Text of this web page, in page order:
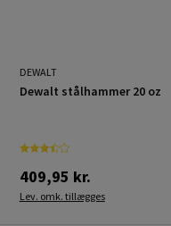
DEWALT
Dewalt stålhammer 20 oz
409,95 kr.
Lev. omk. tillægges